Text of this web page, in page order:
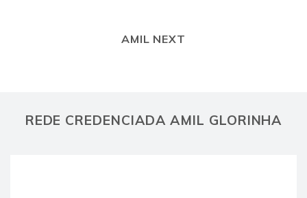
AMIL NEXT
REDE CREDENCIADA AMIL GLORINHA